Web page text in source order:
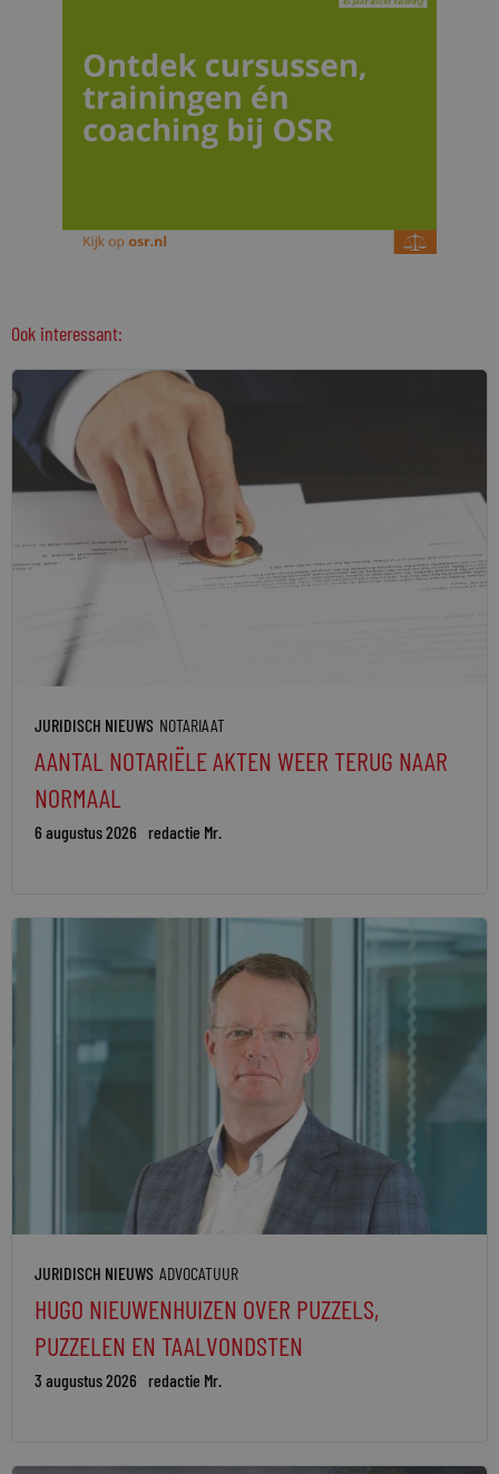
Ook interessant:
JURIDISCH NIEUWS NOTARIAAT
AANTAL NOTARIËLE AKTEN WEER TERUG NAAR
NORMAAL
6 augustus 2026 redactie Mr.
JURIDISCH NIEUWS ADVOCATUUR
HUGO NIEUWENHUIZEN OVER PUZZELS,
PUZZELEN EN TAALVONDSTEN
3 augustus 2026 redactie Mr.